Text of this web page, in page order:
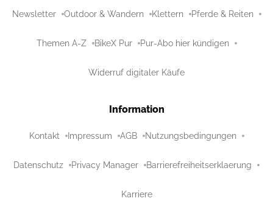
Newsletter Outdoor & Wandern Klettern Pferde & Reiten
Themen A-Z BikeX Pur Pur-Abo hier kündigen
Widerruf digitaler Käufe
Information
Kontakt Impressum AGB Nutzungsbedingungen
Datenschutz Privacy Manager Barrierefreiheitserklaerung
Karriere